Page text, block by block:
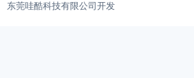
东莞哇酷科技有限公司开发